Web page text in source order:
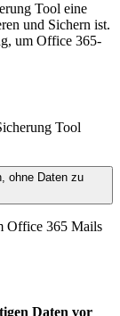
Tool eine
und Sichern ist.
um Office 365-
Tool
ohne Daten zu
Office 365 Mails
Daten vor